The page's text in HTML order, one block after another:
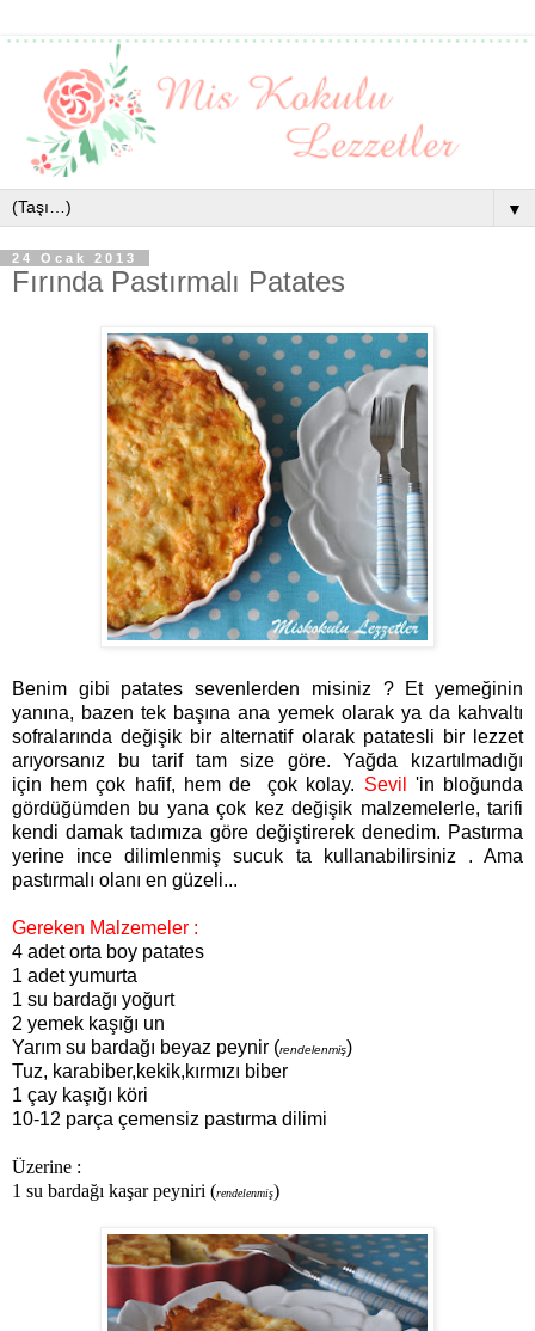
▼
24 Ocak 2013
Fırında Pastırmalı Patates
Benim gibi patates sevenlerden misiniz ? Et yemeğinin
yanına, bazen tek başına ana yemek olarak ya da kahvaltı
sofralarında değişik bir alternatif olarak patatesli bir lezzet
arıyorsanız bu tarif tam size göre. Yağda kızartılmadığı
için hem çok hafif, hem de çok kolay. Sevil
'in bloğunda
gördüğümden bu yana çok kez değişik malzemelerle, tarifi
kendi damak tadımıza göre değiştirerek denedim. Pastırma
yerine ince dilimlenmiş sucuk ta kullanabilirsiniz . Ama
pastırmalı olanı en güzeli...
Gereken Malzemeler :
4 adet orta boy patates
1 adet yumurta
1 su bardağı yoğurt
2 yemek kaşığı un
Yarım su bardağı beyaz peynir (rendelenmiş)
Tuz, karabiber,kekik,kırmızı biber
1 çay kaşığı köri
10-12 parça çemensiz pastırma dilimi
Üzerine :
1 su bardağı kaşar peyniri (rendelenmiş)